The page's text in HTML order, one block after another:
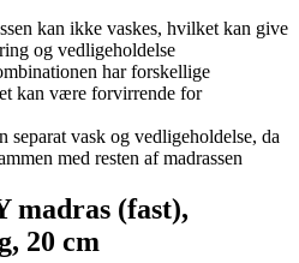
kan ikke vaskes, hvilket kan give
og vedligeholdelse
har forskellige
kan være forvirrende for
separat vask og vedligeholdelse, da
med resten af madrassen
madras (fast),
20 cm